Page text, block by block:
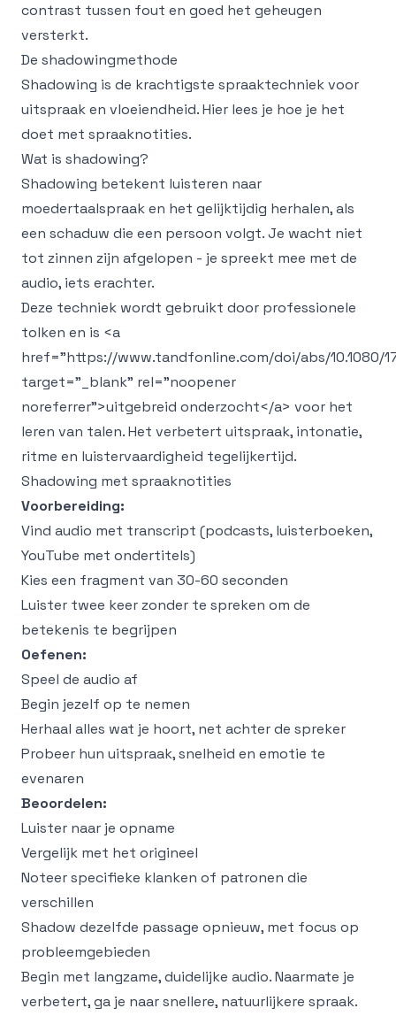
contrast tussen fout en goed het geheugen
versterkt.
De shadowingmethode
Shadowing is de krachtigste spraaktechniek voor
uitspraak en vloeiendheid. Hier lees je hoe je het
doet met spraaknotities.
Wat is shadowing?
Shadowing betekent luisteren naar
moedertaalspraak en het gelijktijdig herhalen, als
een schaduw die een persoon volgt. Je wacht niet
tot zinnen zijn afgelopen - je spreekt mee met de
audio, iets erachter.
Deze techniek wordt gebruikt door professionele
tolken en is <a
href="https://www.tandfonline.com/doi/abs/10.1080/
target="_blank" rel="noopener
noreferrer">uitgebreid onderzocht</a> voor het
leren van talen. Het verbetert uitspraak, intonatie,
ritme en luistervaardigheid tegelijkertijd.
Shadowing met spraaknotities
Voorbereiding:
Vind audio met transcript (podcasts, luisterboeken,
YouTube met ondertitels)
Kies een fragment van 30-60 seconden
Luister twee keer zonder te spreken om de
betekenis te begrijpen
Oefenen:
Speel de audio af
Begin jezelf op te nemen
Herhaal alles wat je hoort, net achter de spreker
Probeer hun uitspraak, snelheid en emotie te
evenaren
Beoordelen:
Luister naar je opname
Vergelijk met het origineel
Noteer specifieke klanken of patronen die
verschillen
Shadow dezelfde passage opnieuw, met focus op
probleemgebieden
Begin met langzame, duidelijke audio. Naarmate je
verbetert, ga je naar snellere, natuurlijkere spraak.